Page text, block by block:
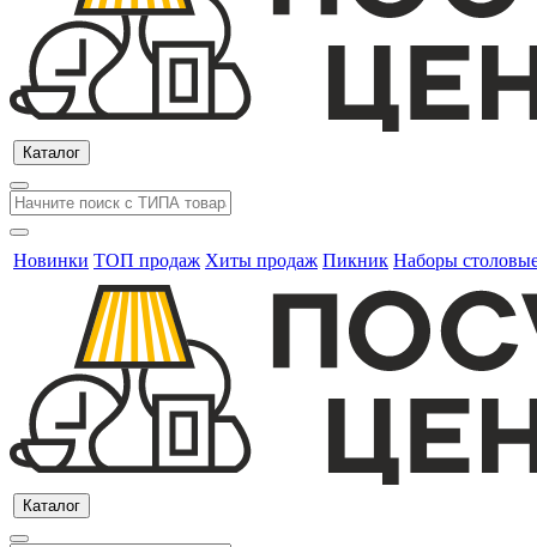
Каталог
Новинки ТОП продаж Хиты продаж Пикник Наборы
Каталог